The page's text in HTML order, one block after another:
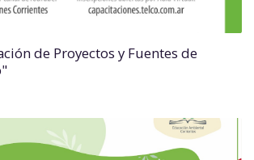
de Proyectos y Fuentes de